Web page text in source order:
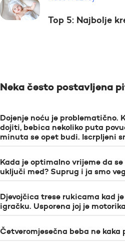
Top 5: Najbolje
Neka često postavljena
Dojenje noću je problematično.
dojiti, bebica nekoliko puta
minuta se opet budi. Iscrpljeni
Kada je optimalno vrijeme da
uključi med? Suprug i ja smo
Djevojčica trese rukicama kad
igračku. Usporena joj je
Četveromjesečna beba ne kaka